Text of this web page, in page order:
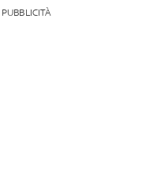
PUBBLICITÀ